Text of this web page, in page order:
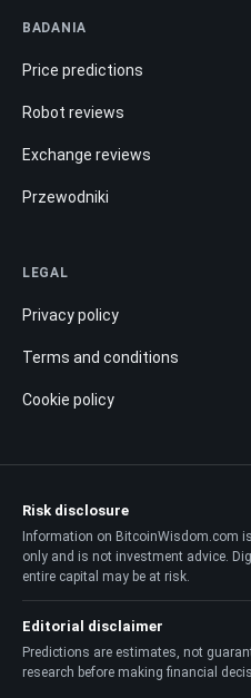
BADANIA
Price predictions
Robot reviews
Exchange reviews
Przewodniki
LEGAL
Privacy policy
Terms and conditions
Cookie policy
Risk disclosure
Information on BitcoinWisdom.com
only and is not investment advice.
entire capital may be at risk.
Editorial disclaimer
Predictions are estimates, not
research before making financial